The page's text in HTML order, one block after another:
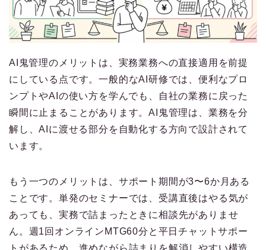
AI鬼管理のメリットは、実務業務への直接適用を前提
にしている点です。一般的なAI研修では、便利なプロ
ンプトやAIの使い方を学んでも、自社の業務に戻った
瞬間に止まることがあります。AI鬼管理は、業務を分
解し、AIに渡せる部分を自動化する方向で設計されて
います。
もう一つのメリットは、サポート期間が3〜6か月ある
ことです。単発のセミナーでは、受講直後はやる気が
あっても、実務で詰まったときに相談先がありませ
ん。週1回オンラインMTG60分と平日チャットサポー